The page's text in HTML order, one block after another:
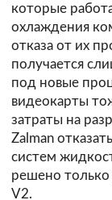
которые
охлаждения
отказа от их
получается
под новые
видеокарты
затраты на
Zalman
систем
решено
V2.